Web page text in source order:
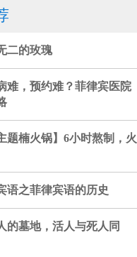
二的玫瑰
难，预约难？菲律宾医院
题楠火锅】6小时熬制，火
语之菲律宾语的历史
的墓地，活人与死人同